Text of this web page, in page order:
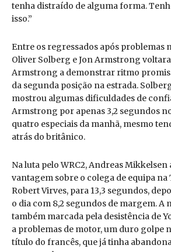
tenha distraído de alguma forma.
isso.”
Entre os regressados após problemas
Oliver Solberg e Jon Armstrong
Armstrong a demonstrar ritmo
da segunda posição na estrada.
mostrou algumas dificuldades de
Armstrong por apenas 3,2 segundos
quatro especiais da manhã, mesmo
atrás do britânico.
Na luta pelo WRC2, Andreas Mikkelsen
vantagem sobre o colega de equipa na
Robert Virves, para 13,3 segundos,
o dia com 8,2 segundos de margem. A
também marcada pela desistência de
a problemas de motor, um duro golpe
título do francês, que já tinha